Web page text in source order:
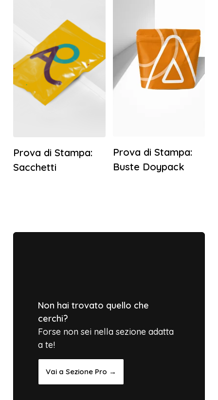
Prova di Stampa:
Sacchetti
Prova di Stampa:
Buste Doypack
Non hai trovato quello che
cerchi?
Forse non sei nella sezione adatta
a te!
Vai a Sezione Pro →